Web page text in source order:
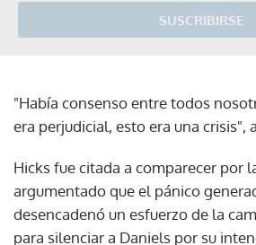
SUSCRIBIRSE
"Había consenso entre todos
era perjudicial, esto era una crisis",
Hicks fue citada a comparecer por
argumentado que el pánico
desencadenó un esfuerzo de la
para silenciar a Daniels por su